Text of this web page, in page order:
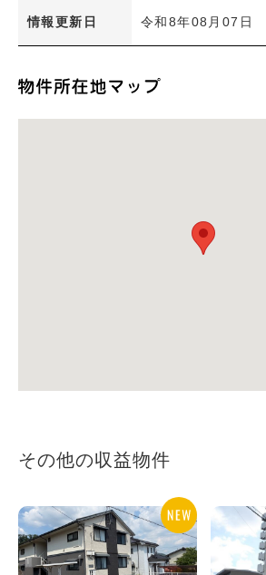
情報更新日 令和8年08月07日
その他の収益物件